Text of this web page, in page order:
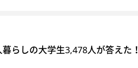
らしの大学生3,478人が答えた！